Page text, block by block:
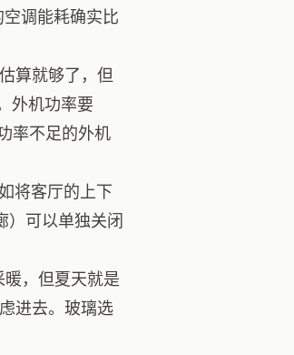
调能耗确实比
算就够了，但
外机功率要
率不足的外机
将客厅的上下
）可以单独关闭
，但夏天就是
进去。玻璃选